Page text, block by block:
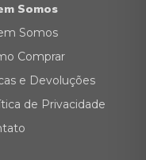
Somos
Somos
Comprar
e Devoluções
de Privacidade